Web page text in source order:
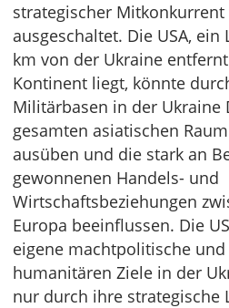
strategischer
ausgeschaltet. Die USA, ein
km von der Ukraine
Kontinent liegt, könnte
Militärbasen in der Ukraine
gesamten asiatischen
ausüben und die stark an
gewonnenen Handels- und
Wirtschaftsbeziehungen
Europa beeinflussen. Die
eigene machtpolitische
humanitären Ziele in der
nur durch ihre strategische